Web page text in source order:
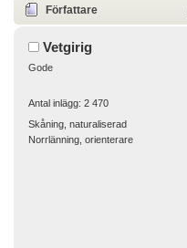
Författare
Vetgirig
Gode
Antal inlägg: 2 470
Skåning, naturaliserad
Norrlänning, orienterare